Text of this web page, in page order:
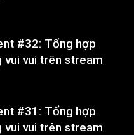
#32: Tổng hợp
vui vui trên stream
#31: Tổng hợp
vui vui trên stream